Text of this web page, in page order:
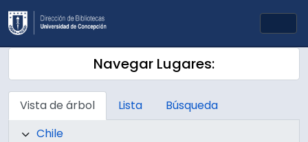
Skip to main content
Navegar Lugares:
Vista de árbol Lista
Búsqueda
Chile